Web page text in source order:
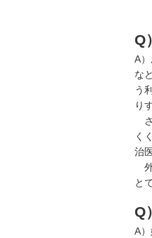
Q
A
な
う
り
さ
く
治
外
と
Q
A